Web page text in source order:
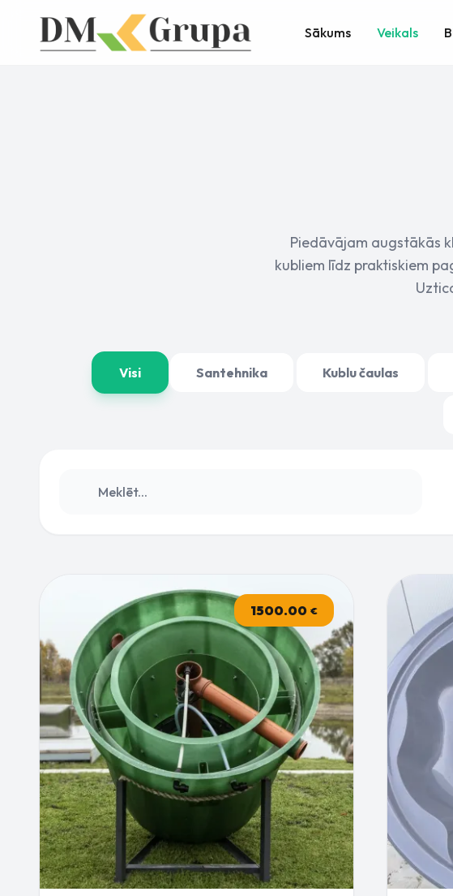
Sākums Veikals
Piedāvājam augstākās
kubliem līdz praktiskiem
Visi Santehnika Kublu čaulas
1500.00 €